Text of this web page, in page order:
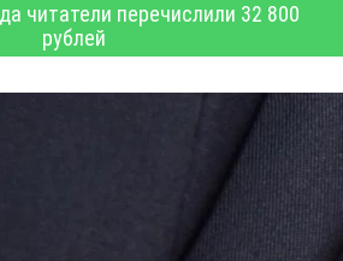
читатели перечислили 32 800
рублей
в пункте
новые вещи